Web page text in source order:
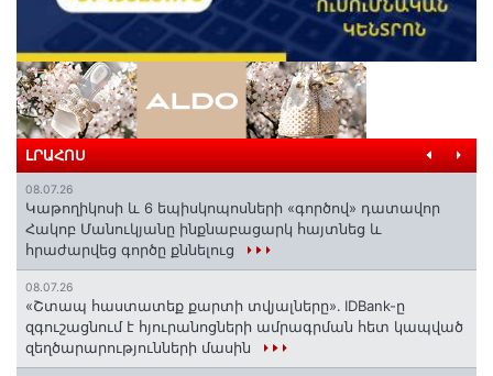
ԼՐԱՀՈՍ
08.07.26
️Կաթողիկոսի և 6 եպիսկոպոսների «գործով» դատավոր
Հակոբ Մանուկյանը ինքնաբացարկ հայտնեց և
հրաժարվեց գործը քննելուց
08.07.26
«Շտապ հաստատեք քարտի տվյալները»․ IDBank-ը
զգուշացնում է հյուրանոցների ամրագրման հետ կապված
զեղծարարությունների մասին